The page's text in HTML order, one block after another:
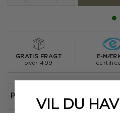
GRATIS FRAGT
over 499
E-
Produktinformation
VIL DU